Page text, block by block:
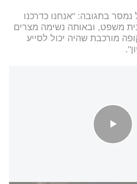
בתגובה: "אנחנו כדרכנו
משפט, ובאותה נשימה מצרים
מורכבת שהיה יכול לסייע